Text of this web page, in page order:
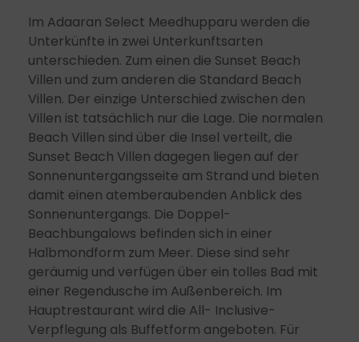
Im Adaaran Select Meedhupparu werden die
Unterkünfte in zwei Unterkunftsarten
unterschieden. Zum einen die Sunset Beach
Villen und zum anderen die Standard Beach
Villen. Der einzige Unterschied zwischen den
Villen ist tatsächlich nur die Lage. Die normalen
Beach Villen sind über die Insel verteilt, die
Sunset Beach Villen dagegen liegen auf der
Sonnenuntergangsseite am Strand und bieten
damit einen atemberaubenden Anblick des
Sonnenuntergangs. Die Doppel-
Beachbungalows befinden sich in einer
Halbmondform zum Meer. Diese sind sehr
geräumig und verfügen über ein tolles Bad mit
einer Regendusche im Außenbereich. Im
Hauptrestaurant wird die All- Inclusive-
Verpflegung als Buffetform angeboten. Für